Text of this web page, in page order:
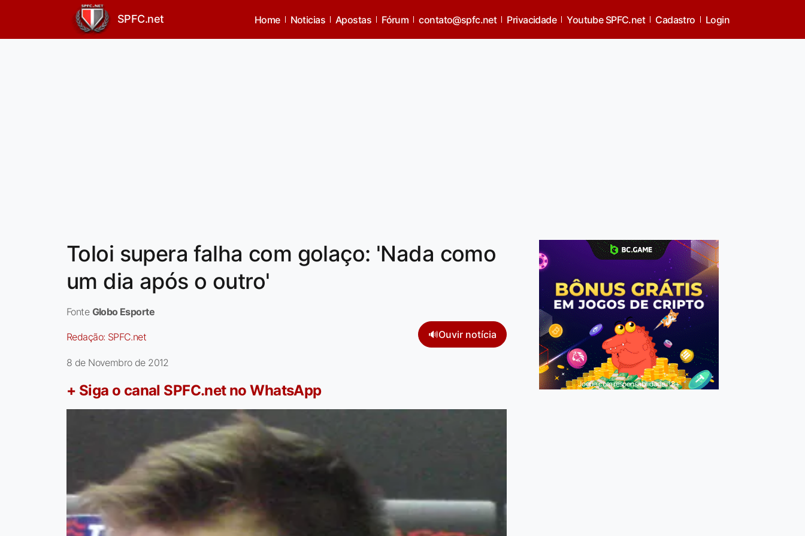
SPFC.net Home Noticias Apostas Fórum contato@spfc.net Privacidade Youtube SPFC.net Cadastro Login
Toloi supera falha com golaço: 'Nada como
um dia após o outro'
Fonte Globo Esporte
Redação: SPFC.net 🔊Ouvir notícia
8 de Novembro de 2012
+ Siga o canal SPFC.net no WhatsApp Jogue com responsabilidade. 18+